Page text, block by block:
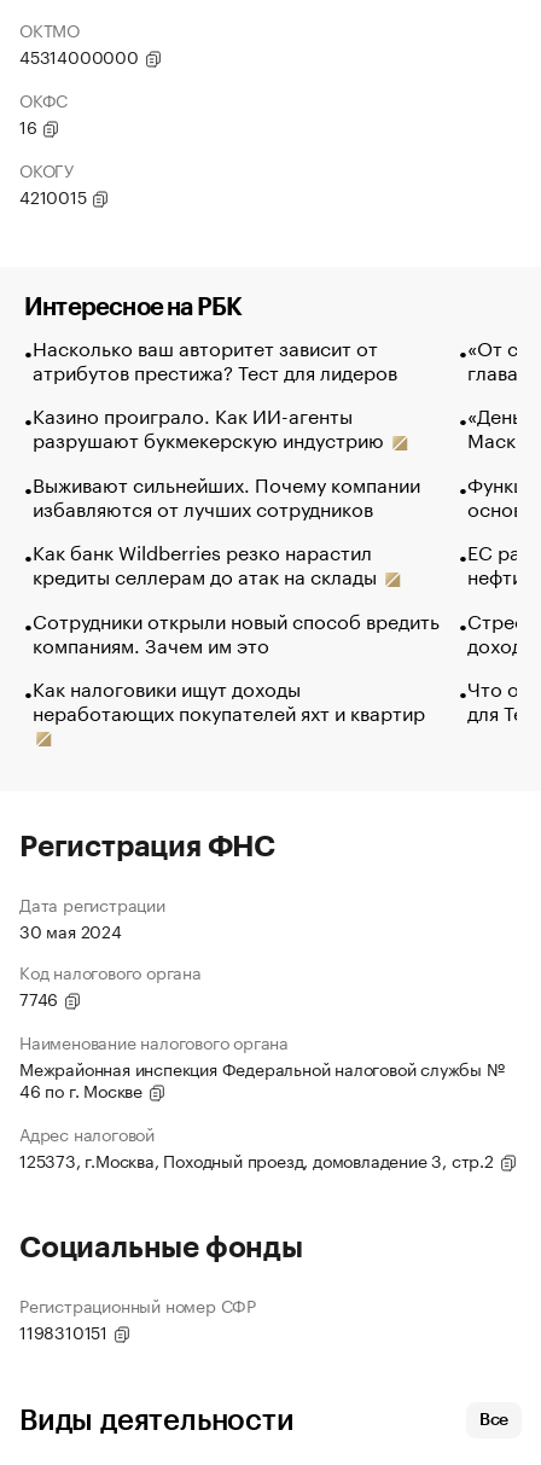
ОКТМО
45314000000
ОКФС
16
ОКОГУ
4210015
Интересное на РБК
Насколько ваш авторитет зависит от
атрибутов престижа? Тест для лидеров
Казино проиграло. Как ИИ-агенты
разрушают букмекерскую индустрию
Выживают сильнейших. Почему компании
избавляются от лучших сотрудников
Как банк Wildberries резко нарастил
кредиты селлерам до атак на склады
Сотрудники открыли новый способ вредить
компаниям. Зачем им это
Как налоговики ищут доходы
неработающих покупателей яхт и квартир
«От
глава
Маск в
основ
ЕС
нефти
Что
для
Регистрация ФНС
Дата регистрации
30 мая 2024
Код налогового органа
7746
Наименование налогового органа
Межрайонная инспекция Федеральной налоговой службы №
46 по г. Москве
Адрес налоговой
125373, г.Москва, Походный проезд, домовладение 3, стр.2
Социальные фонды
Регистрационный номер СФР
1198310151
Виды деятельности Все